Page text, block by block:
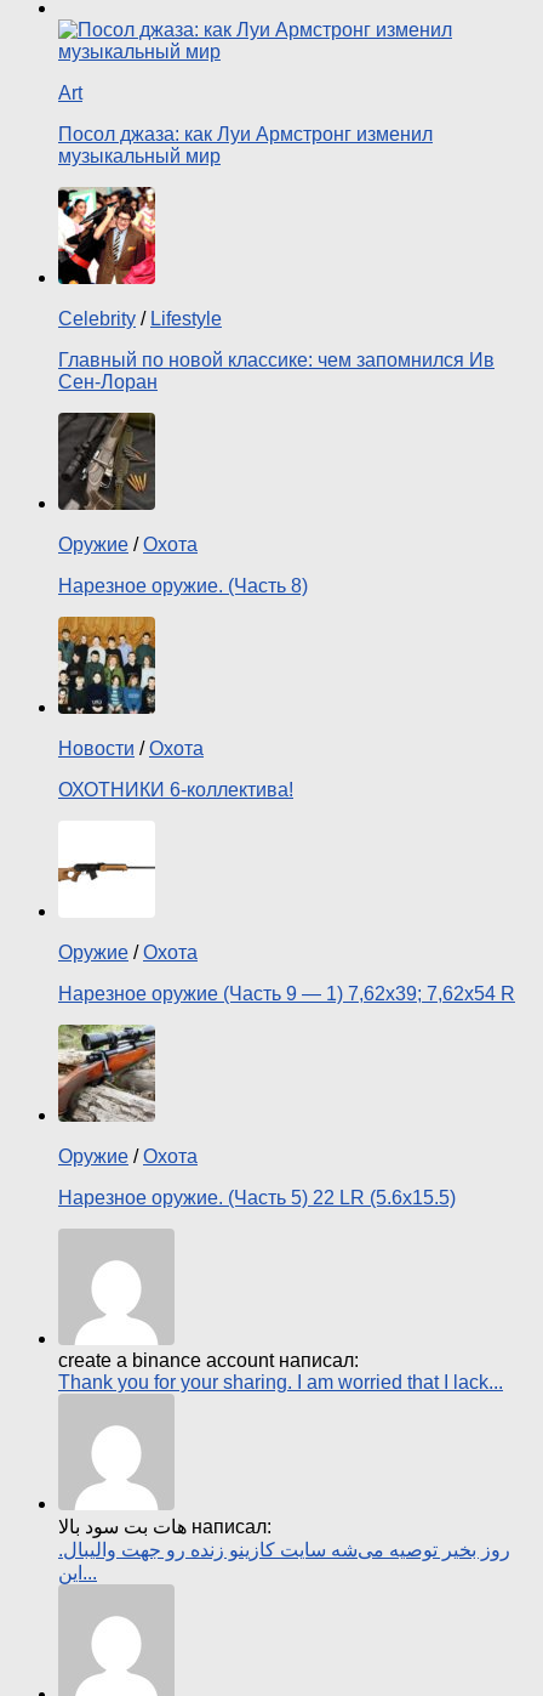
Art
Посол джаза: как Луи Армстронг изменил
музыкальный мир
Celebrity / Lifestyle
Главный по новой классике: чем запомнился Ив
Сен-Лоран
Оружие /Охота
Нарезное оружие. (Часть 8)
Новости /Охота
ОХОТНИКИ 6-коллектива!
Оружие /Охота
Нарезное оружие (Часть 9 — 1) 7,62х39; 7,62х54 R
Оружие /Охота
Нарезное оружие. (Часть 5) 22 LR (5.6х15.5)
create a binance account написал:
Thank you for your sharing. I am worried that I lack...
هات بت سود بالا написал:
روز بخیر توصیه می‌شه سایت کازینو زنده رو جهت والیبال.
این...